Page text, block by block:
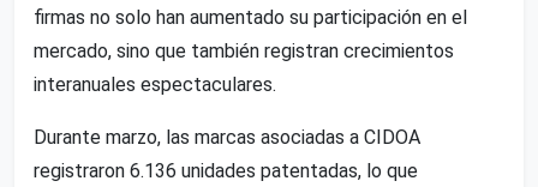
firmas no solo han aumentado su participación en el
mercado, sino que también registran crecimientos
interanuales espectaculares.
Durante marzo, las marcas asociadas a CIDOA
registraron 6.136 unidades patentadas, lo que